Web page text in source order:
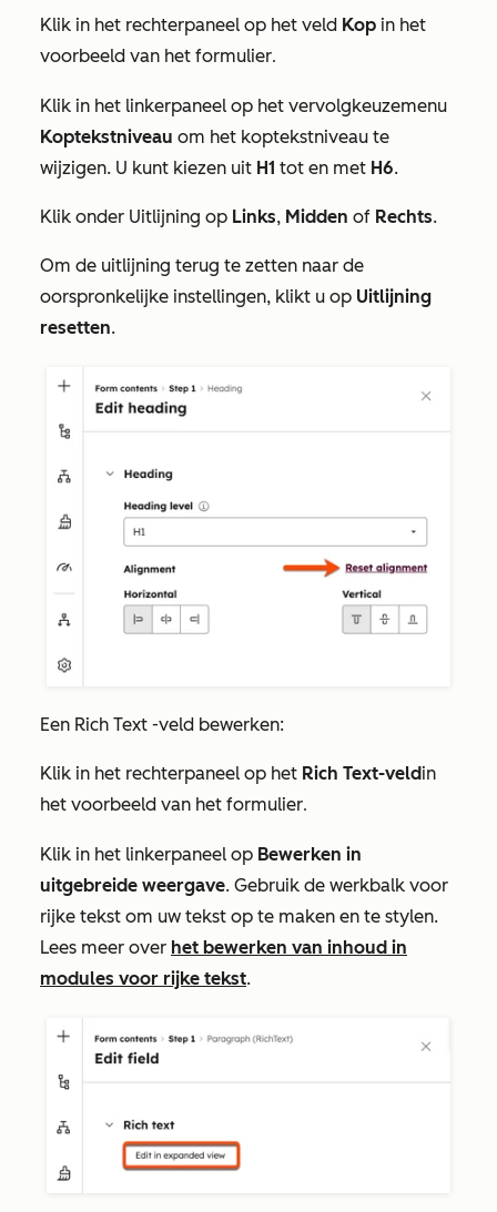
Klik in het rechterpaneel op het veld Kop in het
voorbeeld van het formulier.
Klik in het linkerpaneel op het vervolgkeuzemenu
Koptekstniveau om het koptekstniveau te
wijzigen. U kunt kiezen uit H1 tot en met H6.
Klik onder Uitlijning op Links, Midden of Rechts.
Om de uitlijning terug te zetten naar de
oorspronkelijke instellingen, klikt u op Uitlijning
resetten.
Een Rich Text -veld bewerken:
Klik in het rechterpaneel op het Rich Text-veldin
het voorbeeld van het formulier.
Klik in het linkerpaneel op Bewerken in
uitgebreide weergave. Gebruik de werkbalk voor
rijke tekst om uw tekst op te maken en te stylen.
Lees meer over het bewerken van inhoud in
modules voor rijke tekst.